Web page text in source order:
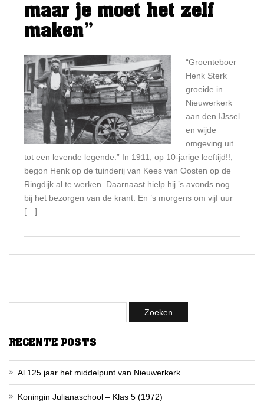
maar je moet het zelf
maken”
“Groenteboer
Henk Sterk
groeide in
Nieuwerkerk
aan den IJssel
en wijde
omgeving uit
tot een levende legende.” In 1911, op 10-jarige leeftijd!!,
begon Henk op de tuinderij van Kees van Oosten op de
Ringdijk al te werken. Daarnaast hielp hij ’s avonds nog
bij het bezorgen van de krant. En ’s morgens om vijf uur
[…]
RECENTE POSTS
Al 125 jaar het middelpunt van Nieuwerkerk
Koningin Julianaschool – Klas 5 (1972)